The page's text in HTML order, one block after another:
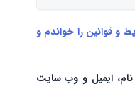
و قوانین را خواندم و
ایمیل و وب سایت